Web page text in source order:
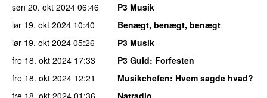
søn 20. okt 2024 06:46
P3 Musik
lør 19. okt 2024 10:40
Benægt, benægt, benægt
lør 19. okt 2024 05:26
P3 Musik
fre 18. okt 2024 17:33 P3 Guld: Forfesten
fre 18. okt 2024 12:21 Musikchefen: Hvem sagde hvad?
fre 18. okt 2024 01:36 Natradio